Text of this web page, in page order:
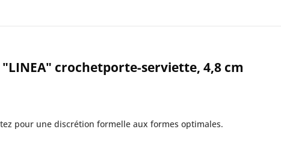
crochetporte-serviette, 4,8 cm
pour une discrétion formelle aux formes optimales.